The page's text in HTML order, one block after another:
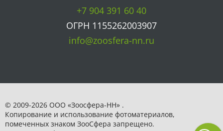
+7 904 391 60 40
ОГРН 1155262003907
info@zoosfera-nn.ru
© 2009-2026 ООО «Зоосфера-НН» .
Копирование и использование фотоматериалов,
помеченных знаком ЗooСфера запрещено.